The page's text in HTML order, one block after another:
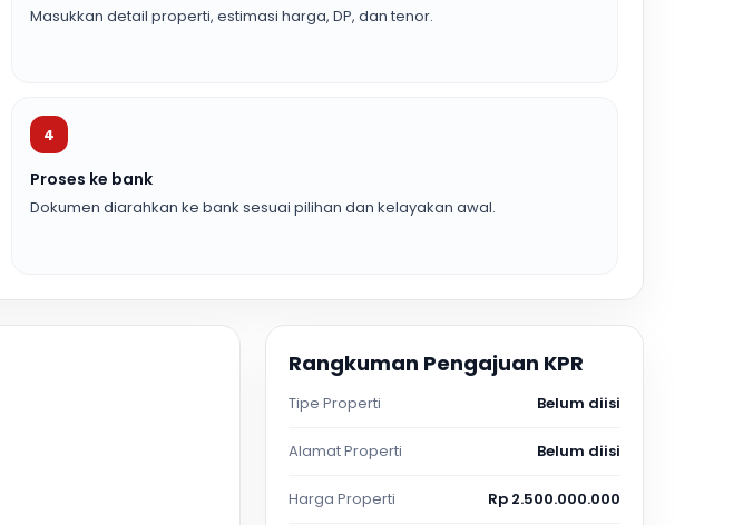
Masukkan detail properti, estimasi harga, DP, dan tenor.
4
Proses ke bank
Dokumen diarahkan ke bank sesuai pilihan dan kelayakan awal.
Rangkuman Pengajuan KPR
Tipe Properti Belum diisi
Alamat Properti Belum diisi
Harga Properti Rp 2.500.000.000